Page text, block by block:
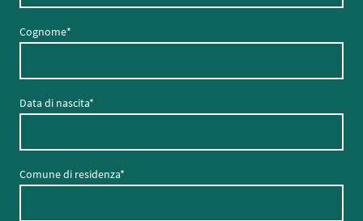
Cognome*
Data di nascita*
Comune di residenza*